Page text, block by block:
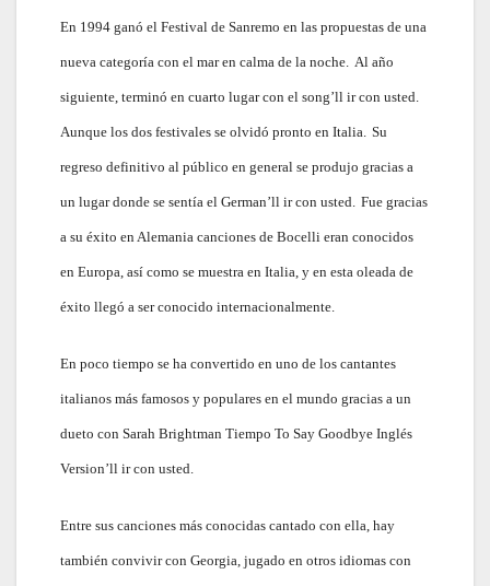
En 1994 ganó el Festival de Sanremo en las propuestas de una
nueva categoría con el mar en calma de la noche. Al año
siguiente, terminó en cuarto lugar con el song’ll ir con usted.
Aunque los dos festivales se olvidó pronto en Italia. Su
regreso definitivo al público en general se produjo gracias a
un lugar donde se sentía el German’ll ir con usted. Fue gracias
a su éxito en Alemania canciones de Bocelli eran conocidos
en Europa, así como se muestra en Italia, y en esta oleada de
éxito llegó a ser conocido internacionalmente.
En poco tiempo se ha convertido en uno de los cantantes
italianos más famosos y populares en el mundo gracias a un
dueto con Sarah Brightman Tiempo To Say Goodbye Inglés
Version’ll ir con usted.
Entre sus canciones más conocidas cantado con ella, hay
también convivir con Georgia, jugado en otros idiomas con